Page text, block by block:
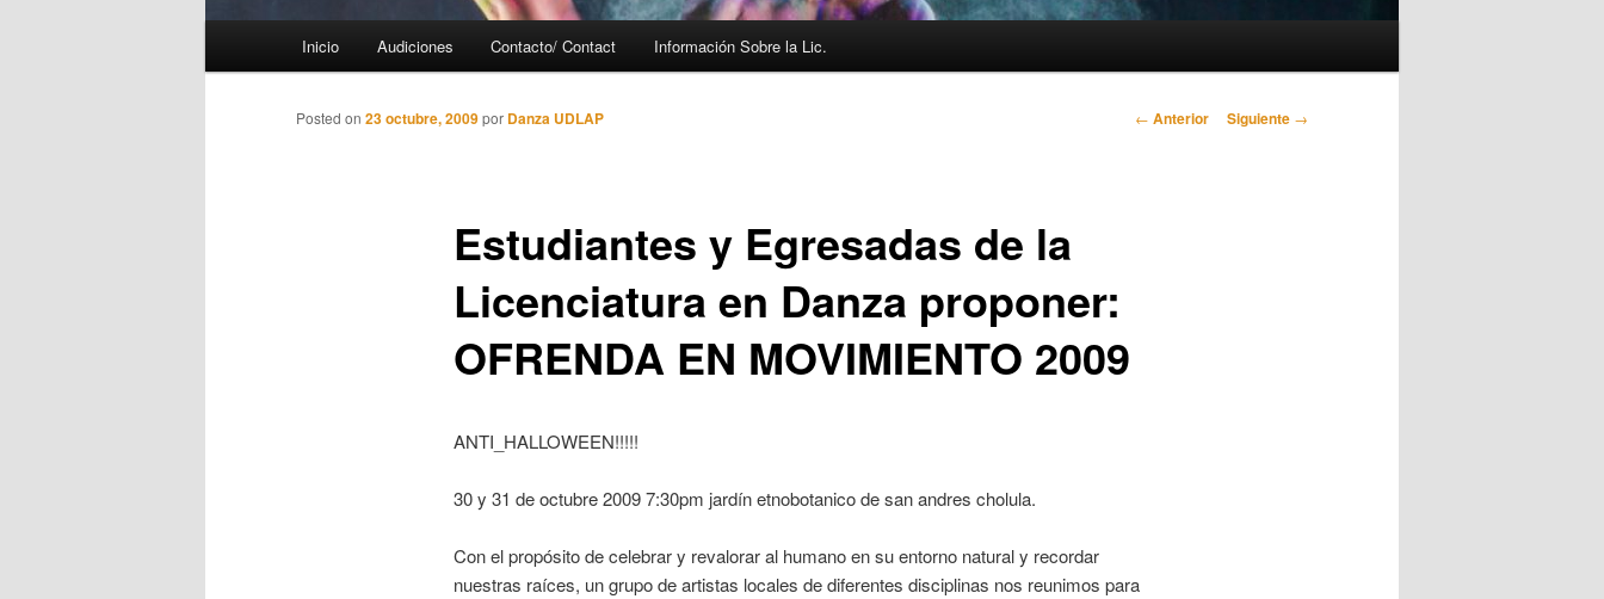
Inicio Audiciones Contacto/ Contact Información Sobre la Lic.
Navegación
← Anterior Siguiente →
Estudiantes y Egresadas de la
Licenciatura en Danza proponer:
OFRENDA EN MOVIMIENTO 2009
Posted on 23 octubre, 2009por Danza UDLAP
ANTI_HALLOWEEN!!!!!
30 y 31 de octubre 2009 7:30pm jardín etnobotanico de san andres cholula.
Con el propósito de celebrar y revalorar al humano en su entorno natural y recordar
nuestras raíces, un grupo de artistas locales de diferentes disciplinas nos reunimos para